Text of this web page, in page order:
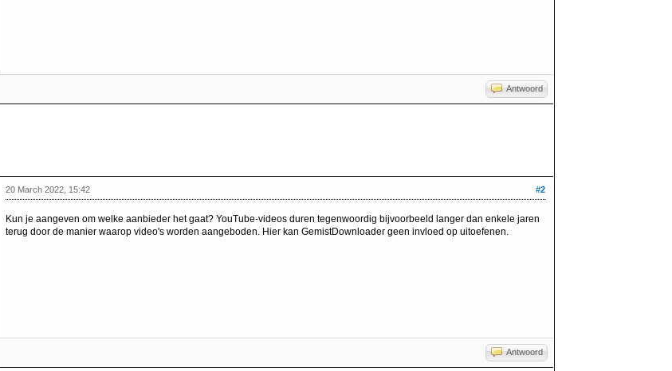
Antwoord
#2
20 March 2022, 15:42
Kun je aangeven om welke aanbieder het gaat? YouTube-videos duren tegenwoordig bijvoorbeeld langer dan enkele jaren
terug door de manier waarop video's worden aangeboden. Hier kan GemistDownloader geen invloed op uitoefenen.
Antwoord